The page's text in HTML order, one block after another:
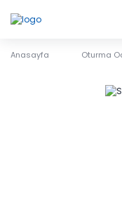
Anasayfa Oturma